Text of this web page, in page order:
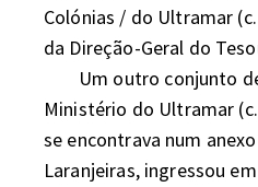
Colónias / do Ultramar
da Direção-Geral do
Ministério do Ultramar
se encontrava num
Laranjeiras, ingressou